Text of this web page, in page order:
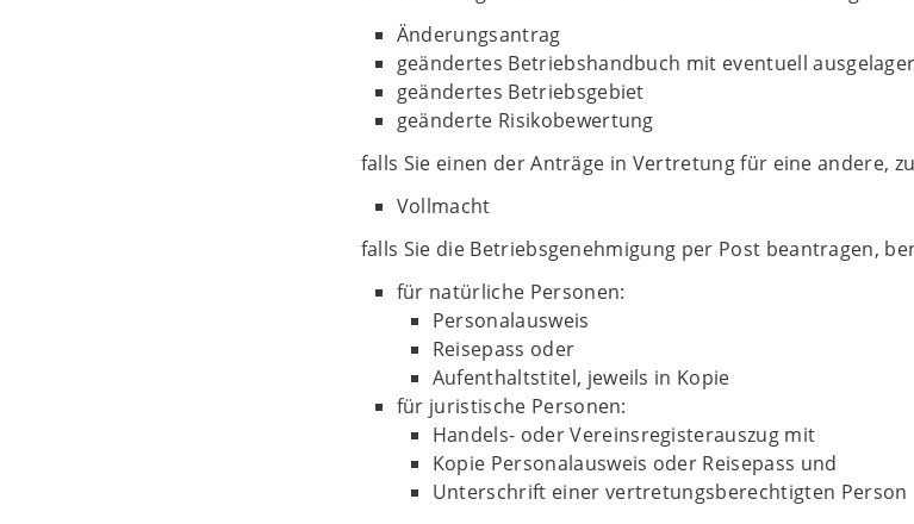
Änderungsantrag
geändertes Betriebshandbuch mit eventuell
geändertes Betriebsgebiet
geänderte Risikobewertung
falls Sie einen der Anträge in Vertretung für eine andere,
Vollmacht
falls Sie die Betriebsgenehmigung per Post beantragen,
für natürliche Personen:
Personalausweis
Reisepass oder
Aufenthaltstitel, jeweils in Kopie
für juristische Personen:
Handels- oder Vereinsregisterauszug mit
Kopie Personalausweis oder Reisepass und
Unterschrift einer vertretungsberechtigten Person